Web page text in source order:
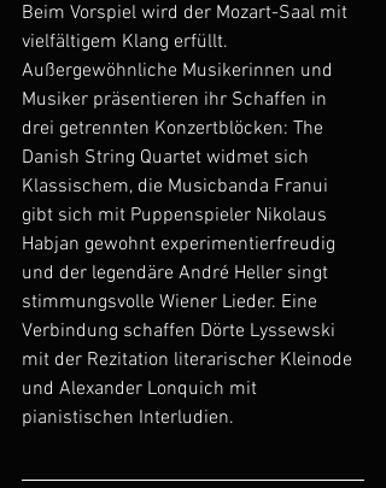
Beim Vorspiel wird der Mozart-Saal mit
vielfältigem Klang erfüllt.
Außergewöhnliche Musikerinnen und
Musiker präsentieren ihr Schaffen in
drei getrennten Konzertblöcken: The
Danish String Quartet widmet sich
Klassischem, die Musicbanda Franui
gibt sich mit Puppenspieler Nikolaus
Habjan gewohnt experimentierfreudig
und der legendäre André Heller singt
stimmungsvolle Wiener Lieder. Eine
Verbindung schaffen Dörte Lyssewski
mit der Rezitation literarischer Kleinode
und Alexander Lonquich mit
pianistischen Interludien.